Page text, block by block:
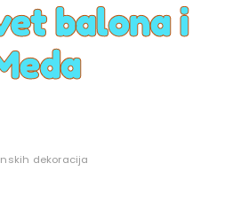
balona i
dekoracija